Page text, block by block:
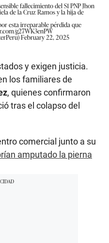
fallecimiento del S1 PNP Jhon
de la Cruz Ramos y la hija de
esta irreparable pérdida que
g27WK3enPW
February 22, 2025
y exigen justicia.
los familiares de
, quienes confirmaron
tras el colapso del
comercial junto a su
amputado la pierna